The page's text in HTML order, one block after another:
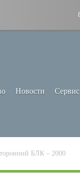
Новости Сервис
БЛК – 2000